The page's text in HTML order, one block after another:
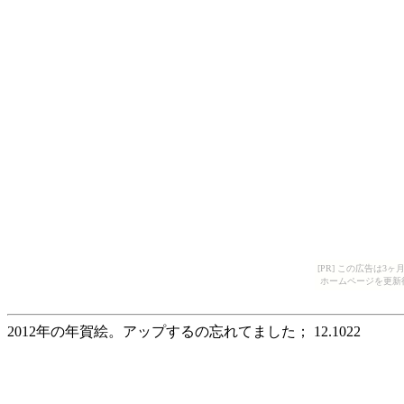
[PR] この広告は3ヶ
ホームページを更
2012年の年賀絵。アップするの忘れてました； 12.1022